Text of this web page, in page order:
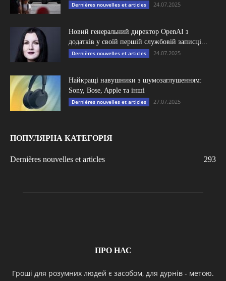
Dernières nouvelles et articles 24.07.2025
Новий генеральний директор OpenAI з
додатків у своїй першій службовій записці...
Dernières nouvelles et articles 24.07.2025
Найкращі навушники з шумозаглушенням:
Sony, Bose, Apple та інші
Dernières nouvelles et articles 27.07.2025
ПОПУЛЯРНА КАТЕГОРІЯ
Dernières nouvelles et articles 293
ПРО НАС
Гроші для розумних людей є засобом, для дурнів - метою.